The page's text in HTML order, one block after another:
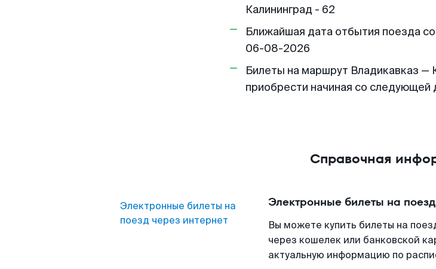
Калининград - 62
Ближайшая дата отбытия поезда
06-08-2026
Билеты на маршрут Владикавказ —
приобрести начиная со следующей
Справочная
Электронные билеты на
поезд через интернет
Электронные билеты на
Вы можете купить билеты на
через кошелек или банковской
актуальную информацию по